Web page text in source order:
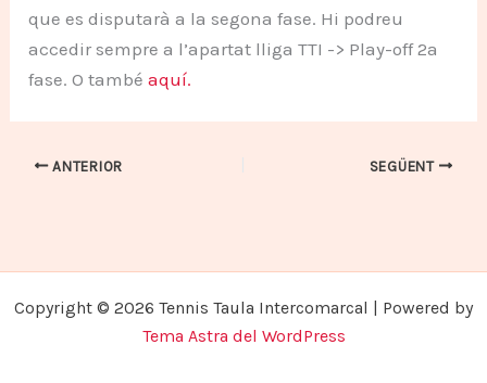
que es disputarà a la segona fase. Hi podreu
accedir sempre a l’apartat lliga TTI -> Play-off 2a
fase. O tambéaquí.
ANTERIOR SEGÜENT
Copyright © 2026 Tennis Taula Intercomarcal | Powered by
Tema Astra del WordPress